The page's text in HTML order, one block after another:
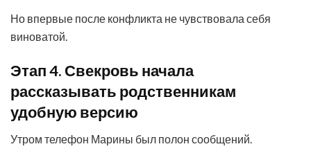
Но впервые после конфликта не чувствовала себя
виноватой.
Этап 4. Свекровь начала
рассказывать родственникам
удобную версию
Утром телефон Марины был полон сообщений.